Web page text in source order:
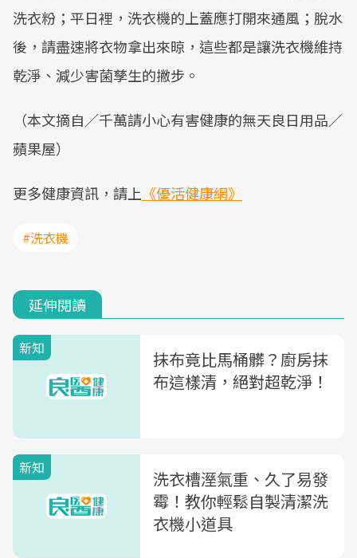
洗衣粉；平日裡，洗衣機的上蓋應打開來通風；脫水
後，請盡速將衣物拿出來晾，這些都是讓洗衣機維持
乾淨、減少害菌孳生的撇步。
（本文摘自／千萬請小心有害健康的無天良日用品／
蘋果屋）
更多健康資訊，請上 《優活健康網》
#洗衣機
延伸閱讀
新知
抹布竟比馬桶髒？廚房抹
布這樣清，絕對超乾淨！
新知
洗衣槽溼氣重、久了易發
霉！教你輕鬆自製清潔洗
衣機小道具